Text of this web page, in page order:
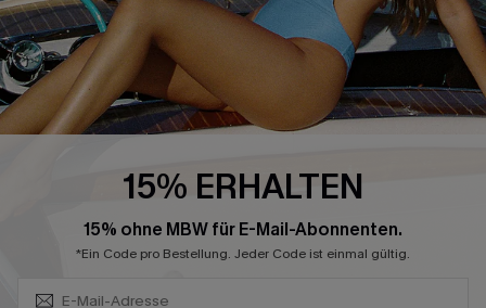
4.4
CUPSHE-APP HERUNTERLADEN
15% ERHALTEN
15% ohne MBW für E-Mail-Abonnenten.
*Ein Code pro Bestellung. Jeder Code ist einmal gültig.